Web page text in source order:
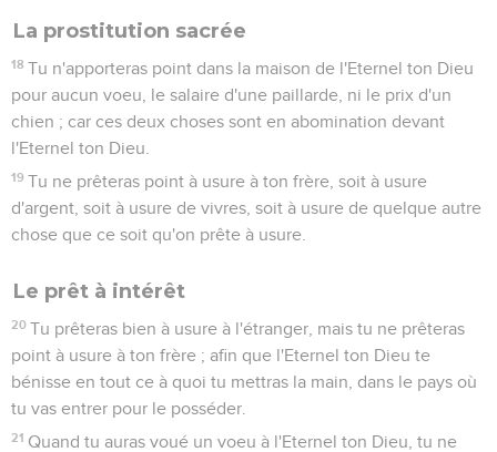
La prostitution sacrée
18 Tu n'apporteras point dans la maison de l'Eternel ton Dieu
pour aucun voeu, le salaire d'une paillarde, ni le prix d'un
chien ; car ces deux choses sont en abomination devant
l'Eternel ton Dieu.
19 Tu ne prêteras point à usure à ton frère, soit à usure
d'argent, soit à usure de vivres, soit à usure de quelque autre
chose que ce soit qu'on prête à usure.
Le prêt à intérêt
20 Tu prêteras bien à usure à l'étranger, mais tu ne prêteras
point à usure à ton frère ; afin que l'Eternel ton Dieu te
bénisse en tout ce à quoi tu mettras la main, dans le pays où
tu vas entrer pour le posséder.
21 Quand tu auras voué un voeu à l'Eternel ton Dieu, tu ne